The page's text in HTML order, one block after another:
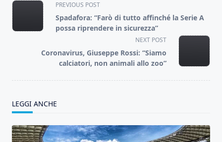
<span
class="nav-
subtitle
text">Page</span>
PREVIOUS POST
Spadafora: “Farò di tutto affinché la Serie A
possa riprendere in sicurezza”
NEXT POST
Coronavirus, Giuseppe Rossi: “Siamo
calciatori, non animali allo zoo”
LEGGI ANCHE